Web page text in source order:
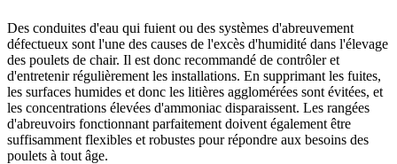
Des conduites d'eau qui fuient ou des systèmes d'abreuvement
défectueux sont l'une des causes de l'excès d'humidité dans l'élevage
des poulets de chair. Il est donc recommandé de contrôler et
d'entretenir régulièrement les installations. En supprimant les fuites,
les surfaces humides et donc les litières agglomérées sont évitées, et
les concentrations élevées d'ammoniac disparaissent. Les rangées
d'abreuvoirs fonctionnant parfaitement doivent également être
suffisamment flexibles et robustes pour répondre aux besoins des
poulets à tout âge.